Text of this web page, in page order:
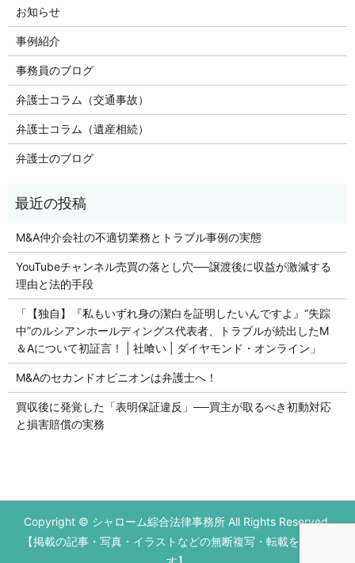
お知らせ
事例紹介
事務員のブログ
弁護士コラム（交通事故）
弁護士コラム（遺産相続）
弁護士のブログ
M&A仲介会社の不適切業務とトラブル事例の実態
YouTubeチャンネル売買の落とし穴──譲渡後に収益が激減する
理由と法的手段
「【独自】『私もいずれ身の潔白を証明したいんですよ』“失踪
中”のルシアンホールディングス代表者、トラブルが続出したM
＆Aについて初証言！ | 社喰い | ダイヤモンド・オンライン」
M&Aのセカンドオピニオンは弁護士へ！
買収後に発覚した「表明保証違反」──買主が取るべき初動対応
と損害賠償の実務
初回の法律相談無料です。
営業時間 平日9：00～17：00
Copyright © シャローム綜合法律事務所 All Rights Reserved.
【掲載の記事・写真・イラストなどの無断複写・転載を禁じま